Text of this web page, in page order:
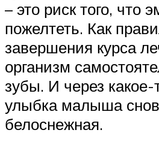
– это риск того, что
пожелтеть. Как
завершения курса
организм
зубы. И через
улыбка малыша
белоснежная.